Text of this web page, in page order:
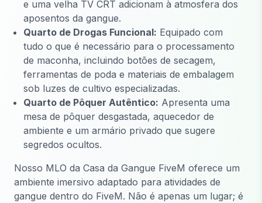
e uma velha TV CRT adicionam à atmosfera dos
aposentos da gangue.
Quarto de Drogas Funcional: Equipado com
tudo o que é necessário para o processamento
de maconha, incluindo botões de secagem,
ferramentas de poda e materiais de embalagem
sob luzes de cultivo especializadas.
Quarto de Pôquer Autêntico: Apresenta uma
mesa de pôquer desgastada, aquecedor de
ambiente e um armário privado que sugere
segredos ocultos.
Nosso MLO da Casa da Gangue FiveM oferece um
ambiente imersivo adaptado para atividades de
gangue dentro do FiveM. Não é apenas um lugar; é